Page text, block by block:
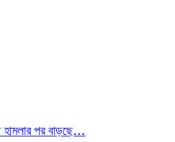
হামলার পর বাড়ছে…